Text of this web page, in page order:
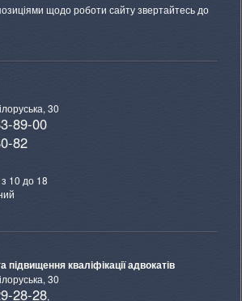
щодо роботи сайту звертайтесь до
30
89-00
82
10 до 18
кваліфікації адвокатів
30
28-28,